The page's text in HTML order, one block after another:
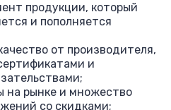
продукции, который
и пополняется
от производителя,
и
на рынке и множество
со скидками;